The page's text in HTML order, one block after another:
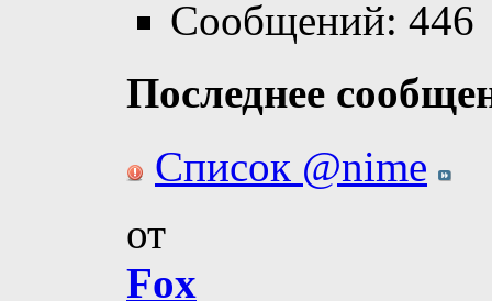
Сообщений: 446
Последнее
Список @nime
от
Fox